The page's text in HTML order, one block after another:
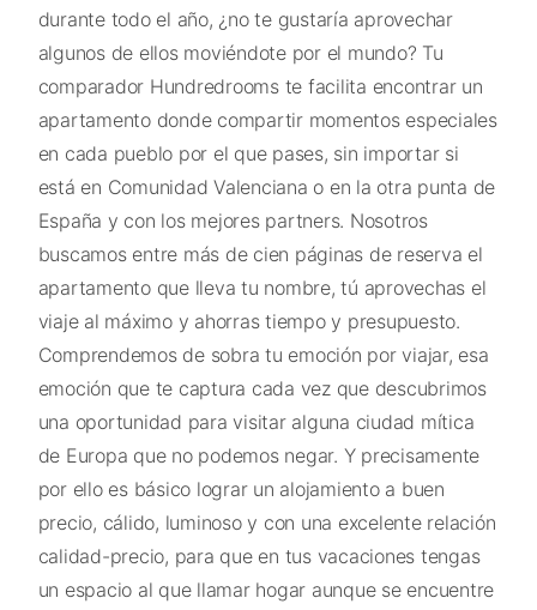
durante todo el año, ¿no te gustaría aprovechar
algunos de ellos moviéndote por el mundo? Tu
comparador Hundredrooms te facilita encontrar un
apartamento donde compartir momentos especiales
en cada pueblo por el que pases, sin importar si
está en Comunidad Valenciana o en la otra punta de
España y con los mejores partners. Nosotros
buscamos entre más de cien páginas de reserva el
apartamento que lleva tu nombre, tú aprovechas el
viaje al máximo y ahorras tiempo y presupuesto.
Comprendemos de sobra tu emoción por viajar, esa
emoción que te captura cada vez que descubrimos
una oportunidad para visitar alguna ciudad mítica
de Europa que no podemos negar. Y precisamente
por ello es básico lograr un alojamiento a buen
precio, cálido, luminoso y con una excelente relación
calidad-precio, para que en tus vacaciones tengas
un espacio al que llamar hogar aunque se encuentre